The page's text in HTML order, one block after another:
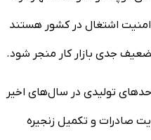
اشتغال در کشور هستند
جدی بازار کار منجر شود.
تولیدی در سال‌های اخیر
صادرات و تکمیل زنجیره